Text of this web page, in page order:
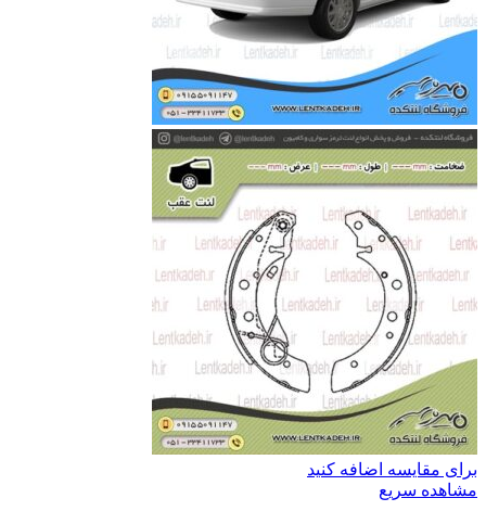
برای مقایسه اضافه کنید
مشاهده سریع